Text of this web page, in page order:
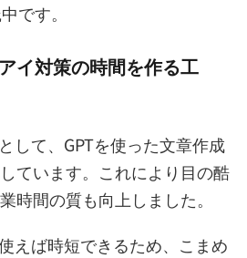
です。
イ対策の時間を作る工
して、GPTを使った文章作成
ています。これにより目の酷
時間の質も向上しました。
えば時短できるため、こまめ